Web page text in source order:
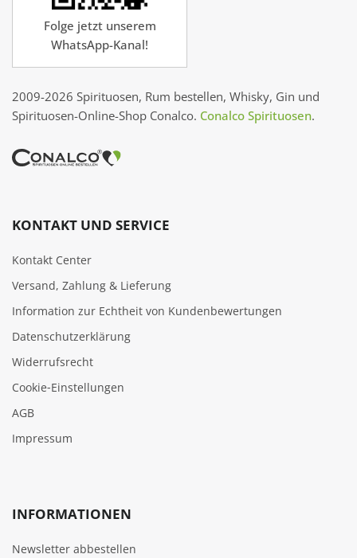
Folge jetzt unserem
WhatsApp-Kanal!
2009-2026 Spirituosen, Rum bestellen, Whisky, Gin und
Spirituosen-Online-Shop Conalco. Conalco Spirituosen.
KONTAKT UND SERVICE
Kontakt Center
Versand, Zahlung & Lieferung
Information zur Echtheit von Kundenbewertungen
Datenschutzerklärung
Widerrufsrecht
Cookie‑Einstellungen
AGB
Impressum
INFORMATIONEN
Newsletter abbestellen